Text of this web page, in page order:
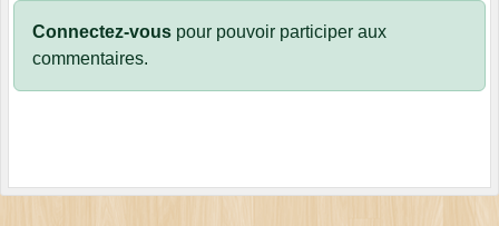
Connectez-vous pour pouvoir participer aux
commentaires.